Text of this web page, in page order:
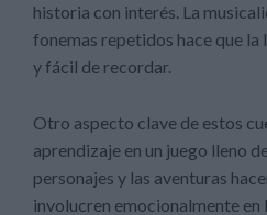
historia con interés. La
fonemas repetidos hace que
y fácil de recordar.
Otro aspecto clave de estos
aprendizaje en un juego lleno
personajes y las aventuras
involucren emocionalmente en